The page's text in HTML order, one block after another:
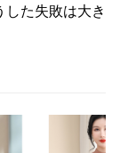
た失敗は大き